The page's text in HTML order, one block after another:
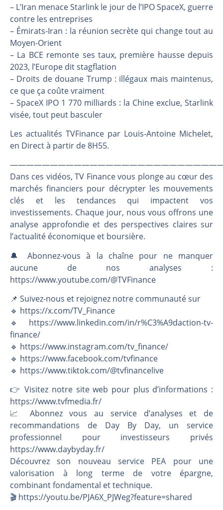
WTI : Explosion mais réserves au plus bas | Denis Desclos – Market Movers
– L’Iran menace Starlink le jour de l’IPO SpaceX, guerre
contre les entreprises
– Émirats-Iran : la réunion secrète qui change tout au
Moyen-Orient
– La BCE remonte ses taux, première hausse depuis
2023, l’Europe dit stagflation
– Droits de douane Trump : illégaux mais maintenus,
ce que ça coûte vraiment
– SpaceX IPO 1 770 milliards : la Chine exclue, Starlink
visée, tout peut basculer
Les actualités TVFinance par Louis-Antoine Michelet,
en Direct à partir de 8H55.
Dans ces vidéos, TV Finance vous plonge au cœur des
marchés financiers pour décrypter les mouvements
clés et les tendances qui impactent vos
investissements. Chaque jour, nous vous offrons une
analyse approfondie et des perspectives claires sur
l’actualité économique et boursière.
🔔 Abonnez-vous à la chaîne pour ne manquer
aucune de nos analyses :
https://www.youtube.com/@TVFinance
📌 Suivez-nous et rejoignez notre communauté sur
🔹 https://x.com/TV_Finance
🔹 https://www.linkedin.com/in/r%C3%A9daction-tv-
finance/
🔹 https://www.instagram.com/tv_finance/
🔹 https://www.facebook.com/tvfinance
🔹 https://www.tiktok.com/@tvfinancelive
👉️ Visitez notre site web pour plus d’informations :
https://www.tvfmedia.fr/
📈 Abonnez vous au service d’analyses et de
recommandations de Day By Day, un service
professionnel pour investisseurs privés
https://www.daybyday.fr/
Découvrez son nouveau service PEA pour une
valorisation à long terme de votre épargne,
combinant fondamental et technique.
🎬️ https://youtu.be/PJA6X_PJWeg?feature=shared